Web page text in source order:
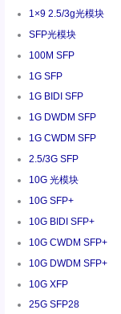
1×9 2.5/3g光模块
SFP光模块
100M SFP
1G SFP
1G BIDI SFP
1G DWDM SFP
1G CWDM SFP
2.5/3G SFP
10G 光模块
10G SFP+
10G BIDI SFP+
10G CWDM SFP+
10G DWDM SFP+
10G XFP
25G SFP28